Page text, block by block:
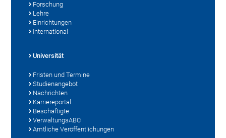
Forschung
Lehre
Einrichtungen
International
Universität
Fristen und Termine
Studienangebot
Nachrichten
Karriereportal
Beschäftigte
VerwaltungsABC
Amtliche Veröffentlichungen